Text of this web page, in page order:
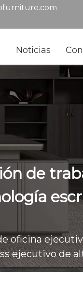
Noticias
de
oficina
ejecutivo de